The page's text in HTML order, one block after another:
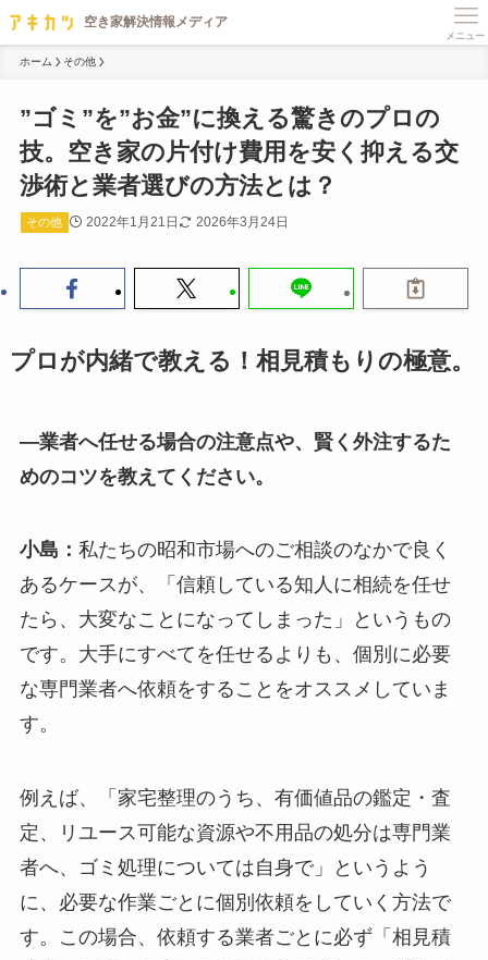
メニュー
ホーム その他
”ゴミ”を”お金”に換える驚きのプロの
技。空き家の片付け費用を安く抑える交
渉術と業者選びの方法とは？
その他 2022年1月21日 2026年3月24日
プロが内緒で教える！相見積もりの極意。
―業者へ任せる場合の注意点や、賢く外注するた
めのコツを教えてください。
小島： 私たちの昭和市場へのご相談のなかで良く
あるケースが、「信頼している知人に相続を任せ
たら、大変なことになってしまった」というもの
です。大手にすべてを任せるよりも、個別に必要
な専門業者へ依頼をすることをオススメしていま
す。
例えば、「家宅整理のうち、有価値品の鑑定・査
定、リユース可能な資源や不用品の処分は専門業
者へ、ゴミ処理については自身で」というよう
に、必要な作業ごとに個別依頼をしていく方法で
す。この場合、依頼する業者ごとに必ず「相見積